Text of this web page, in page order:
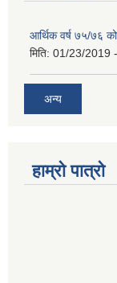
आर्थिक वर्ष ७५/७६
मिति: 01/23/2019
अन्य
हाम्रो पात्रो